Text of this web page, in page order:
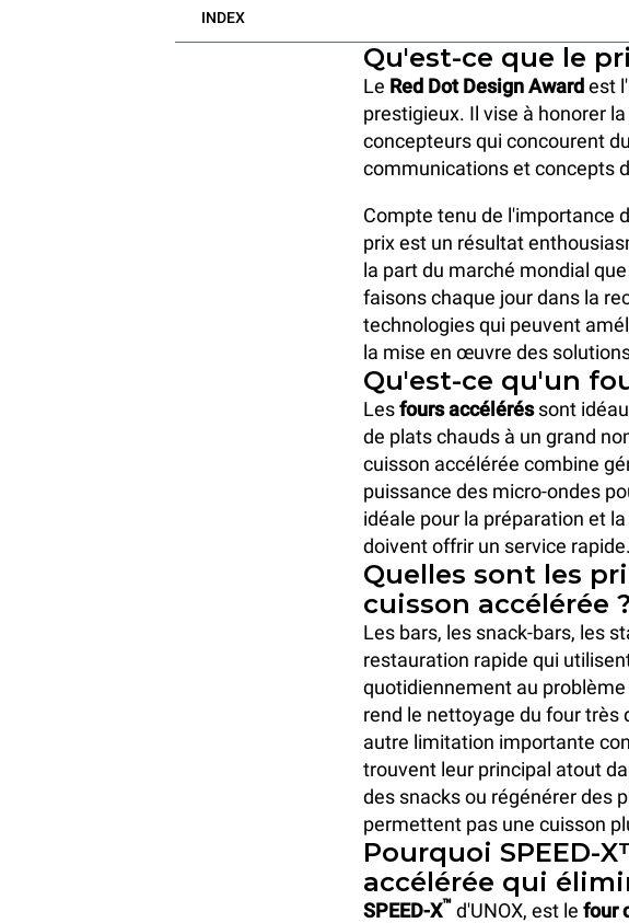
INDEX
Qu'est-ce que le
Le Red Dot Design Award est
prestigieux. Il vise à honorer
concepteurs qui concourent
communications et concepts
Compte tenu de l'importance
prix est un résultat
la part du marché mondial
faisons chaque jour dans la
technologies qui peuvent
la mise en œuvre des
Qu'est-ce qu'un
Lesfours accéléréssont
de plats chauds à un grand
cuisson accélérée combine
puissance des micro-ondes
idéale pour la préparation et
doivent offrir un service rapide.
Quelles sont les
cuisson accélérée ?
Les bars, les snack-bars, les
restauration rapide qui
quotidiennement au problème
rend le nettoyage du four très
autre limitation importante
trouvent leur principal atout
des snacks ou régénérer des
permettent pas une cuisson
Pourquoi SPEED-
accélérée qui
SPEED-X™ d'UNOX, est le four